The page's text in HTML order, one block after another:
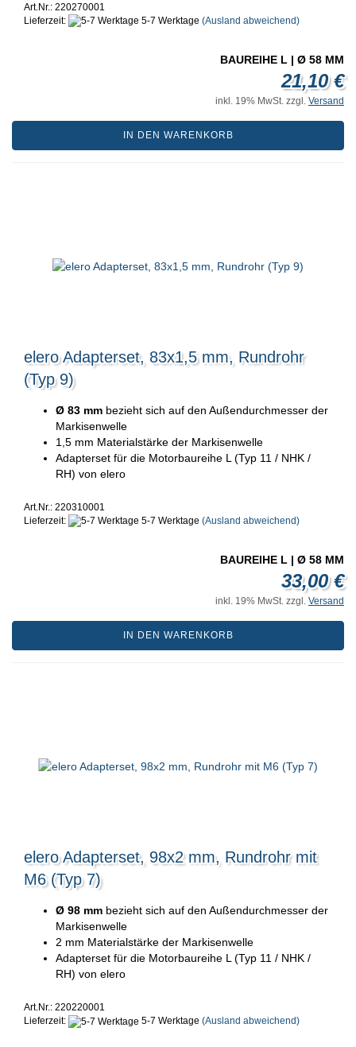
Art.Nr.: 220270001
Lieferzeit:
5-7 Werktage (Ausland abweichend)
BAUREIHE L | Ø 58 MM
21,10 €
inkl. 19% MwSt. zzgl. Versand
IN DEN WARENKORB
elero Adapterset, 83x1,5 mm, Rundrohr
(Typ 9)
Ø 83 mm bezieht sich auf den Außendurchmesser der
Markisenwelle
1,5 mm Materialstärke der Markisenwelle
Adapterset für die Motorbaureihe L (Typ 11 / NHK /
RH) von elero
Art.Nr.: 220310001
Lieferzeit:
5-7 Werktage (Ausland abweichend)
BAUREIHE L | Ø 58 MM
33,00 €
inkl. 19% MwSt. zzgl. Versand
IN DEN WARENKORB
elero Adapterset, 98x2 mm, Rundrohr mit
M6 (Typ 7)
Ø 98 mm bezieht sich auf den Außendurchmesser der
Markisenwelle
2 mm Materialstärke der Markisenwelle
Adapterset für die Motorbaureihe L (Typ 11 / NHK /
RH) von elero
Art.Nr.: 220220001
Lieferzeit:
5-7 Werktage (Ausland abweichend)